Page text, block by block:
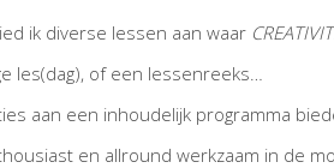
ik diverse lessen aan waar
les(dag), of een lessenreeks…
aan een inhoudelijk programma
en allround werkzaam in de